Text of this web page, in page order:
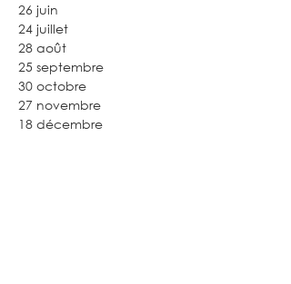
26 juin
24 juillet
28 août
25 septembre
30 octobre
27 novembre
18 décembre